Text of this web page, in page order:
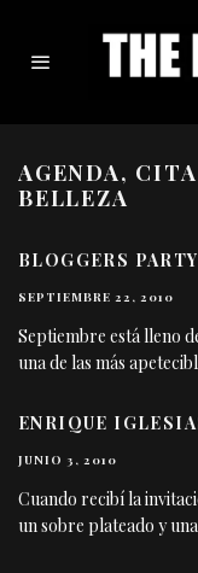
AGENDA,
BELLEZA
BLOGGERS PARTY
SEPTIEMBRE 22, 2010
Septiembre está lleno
una de las más
ENRIQUE
JUNIO 3, 2010
Cuando recibí la
un sobre plateado y